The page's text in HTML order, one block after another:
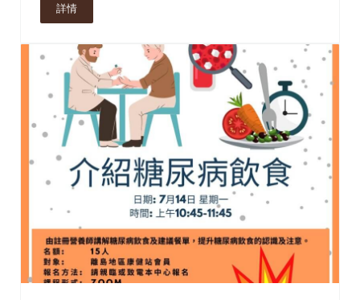
詳情介紹糖尿前期飲食